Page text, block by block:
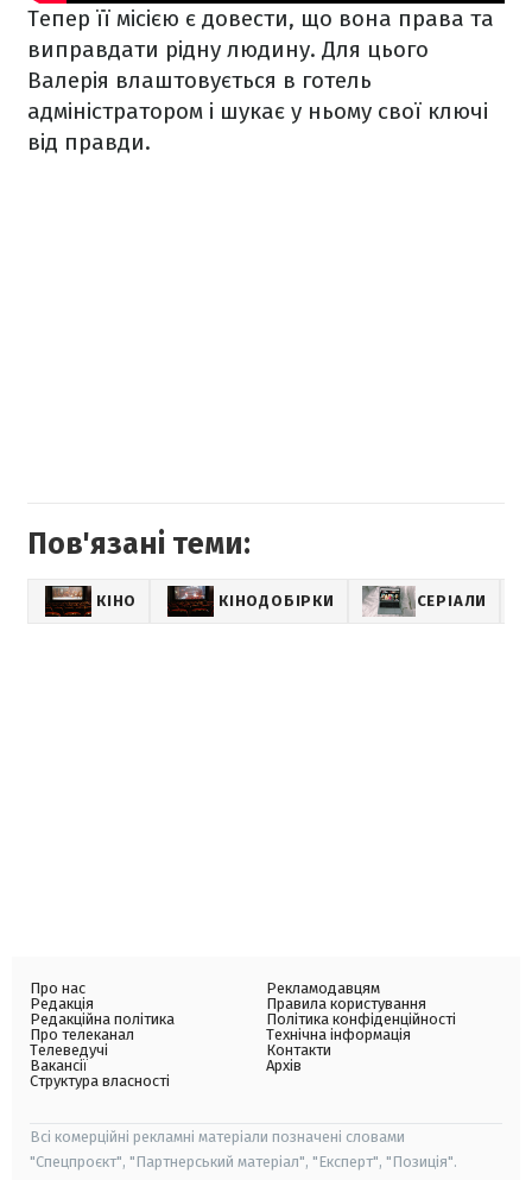
Тепер її місією є довести, що вона права та
виправдати рідну людину. Для цього
Валерія влаштовується в готель
адміністратором і шукає у ньому свої ключі
від правди.
Пов'язані теми:
КІНО КІНОДОБІРКИ СЕРІАЛИ
Про нас
Редакція
Редакційна політика
Про телеканал
Телеведучі
Вакансії
Структура власності
Рекламодавцям
Правила користування
Політика конфіденційності
Технічна інформація
Контакти
Архів
Всі комерційні рекламні матеріали позначені словами
"Спецпроєкт", "Партнерський матеріал", "Експерт", "Позиція".